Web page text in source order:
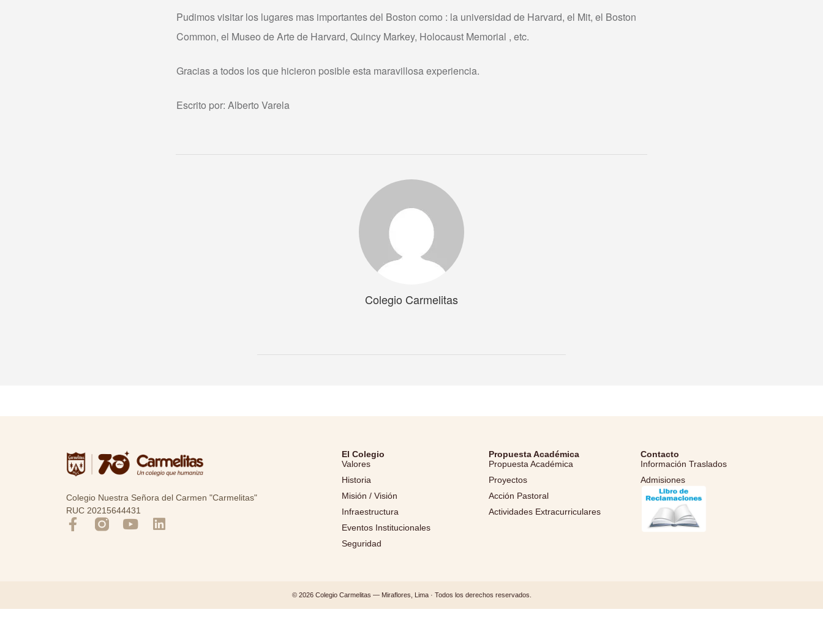
Pudimos visitar los lugares mas importantes del Boston como : la universidad de Harvard, el Mit, el Boston
Common, el Museo de Arte de Harvard, Quincy Markey, Holocaust Memorial , etc.
Gracias a todos los que hicieron posible esta maravillosa experiencia.
Escrito por: Alberto Varela
Colegio Carmelitas
Colegio Nuestra Señora del Carmen "Carmelitas"
RUC 20215644431
El Colegio
Valores
Historia
Misión / Visión
Infraestructura
Eventos Institucionales
Seguridad
Propuesta Académica
Propuesta Académica
Proyectos
Acción Pastoral
Actividades Extracurriculares
Contacto
Información Traslados
Admisiones
© 2026 Colegio Carmelitas — Miraflores, Lima · Todos los derechos reservados.